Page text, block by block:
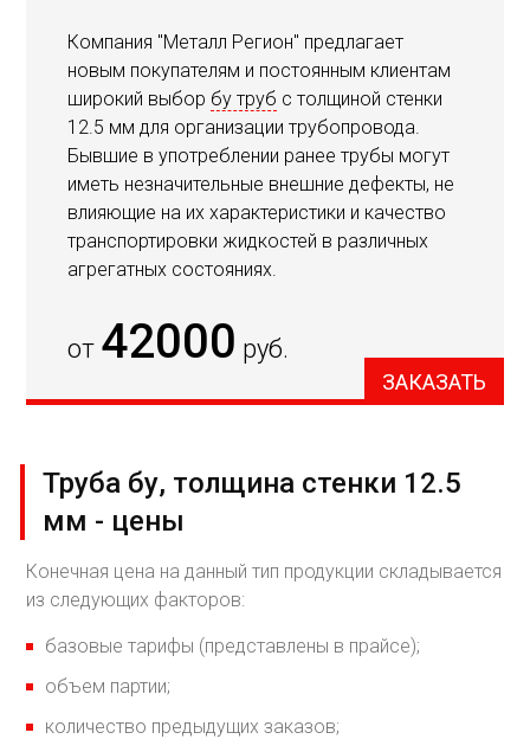
Компания "Металл Регион" предлагает
новым покупателям и постоянным клиентам
широкий выбор бу труб с толщиной стенки
12.5 мм для организации трубопровода.
Бывшие в употреблении ранее трубы могут
иметь незначительные внешние дефекты, не
влияющие на их характеристики и качество
транспортировки жидкостей в различных
агрегатных состояниях.
от 42000 руб.
ЗАКАЗАТЬ
Труба бу, толщина стенки 12.5
мм - цены
Конечная цена на данный тип продукции складывается
из следующих факторов:
базовые тарифы (представлены в прайсе);
объем партии;
количество предыдущих заказов;